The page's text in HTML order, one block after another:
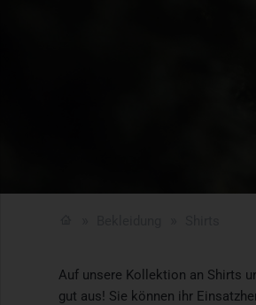
Auf unsere Kollektion an Shirts
gut aus! Sie können ihr